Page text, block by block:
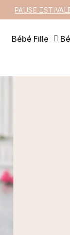
PAUSE
Bébé Fille